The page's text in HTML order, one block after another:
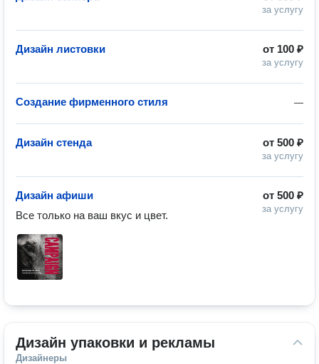
за услугу
от 100 ₽
за услугу
Дизайн листовки
—
Создание фирменного стиля
от 500 ₽
за услугу
Дизайн стенда
от 500 ₽
за услугу
Дизайн афиши
Все только на ваш вкус и цвет.
Дизайн упаковки и рекламы
Дизайнеры